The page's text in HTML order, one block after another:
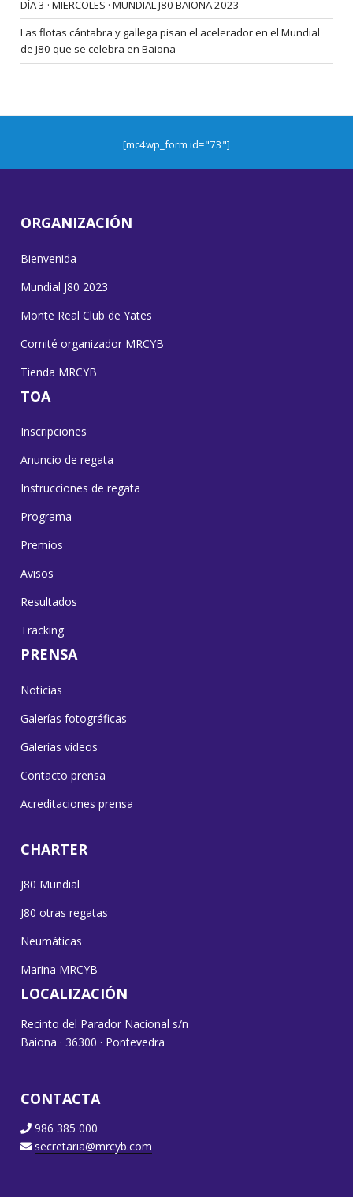
DÍA 3 · MIERCOLES · MUNDIAL J80 BAIONA 2023
Las flotas cántabra y gallega pisan el acelerador en el Mundial
de J80 que se celebra en Baiona
[mc4wp_form id="73"]
ORGANIZACIÓN
Bienvenida
Mundial J80 2023
Monte Real Club de Yates
Comité organizador MRCYB
Tienda MRCYB
TOA
Inscripciones
Anuncio de regata
Instrucciones de regata
Programa
Premios
Avisos
Resultados
Tracking
PRENSA
Noticias
Galerías fotográficas
Galerías vídeos
Contacto prensa
Acreditaciones prensa
CHARTER
J80 Mundial
J80 otras regatas
Neumáticas
Marina MRCYB
LOCALIZACIÓN
Recinto del Parador Nacional s/n
Baiona · 36300 · Pontevedra
CONTACTA
986 385 000
secretaria@mrcyb.com